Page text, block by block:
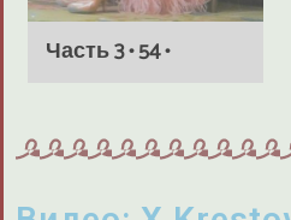
Часть 3 • 54 •